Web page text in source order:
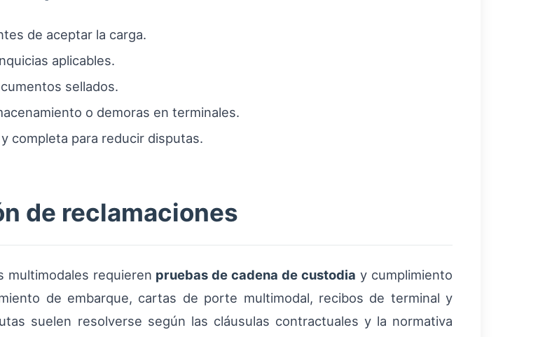
de aceptar la carga.
aplicables.
sellados.
o demoras en terminales.
completa para reducir disputas.
de reclamaciones
multimodales requieren pruebas de cadena de custodia y cumplimiento
de embarque, cartas de porte multimodal, recibos de terminal y
suelen resolverse según las cláusulas contractuales y la normativa